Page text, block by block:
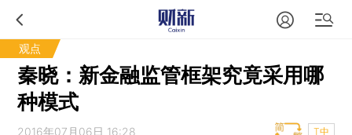
观点
秦晓：新金融监管框架究竟采用哪
种模式
2016年07月06日 16:28 T中